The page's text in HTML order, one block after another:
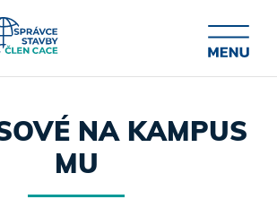
NA KAMPUS
MU